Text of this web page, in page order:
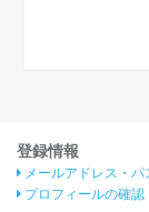
登録情報
メールアドレス・
プロフィールの確認